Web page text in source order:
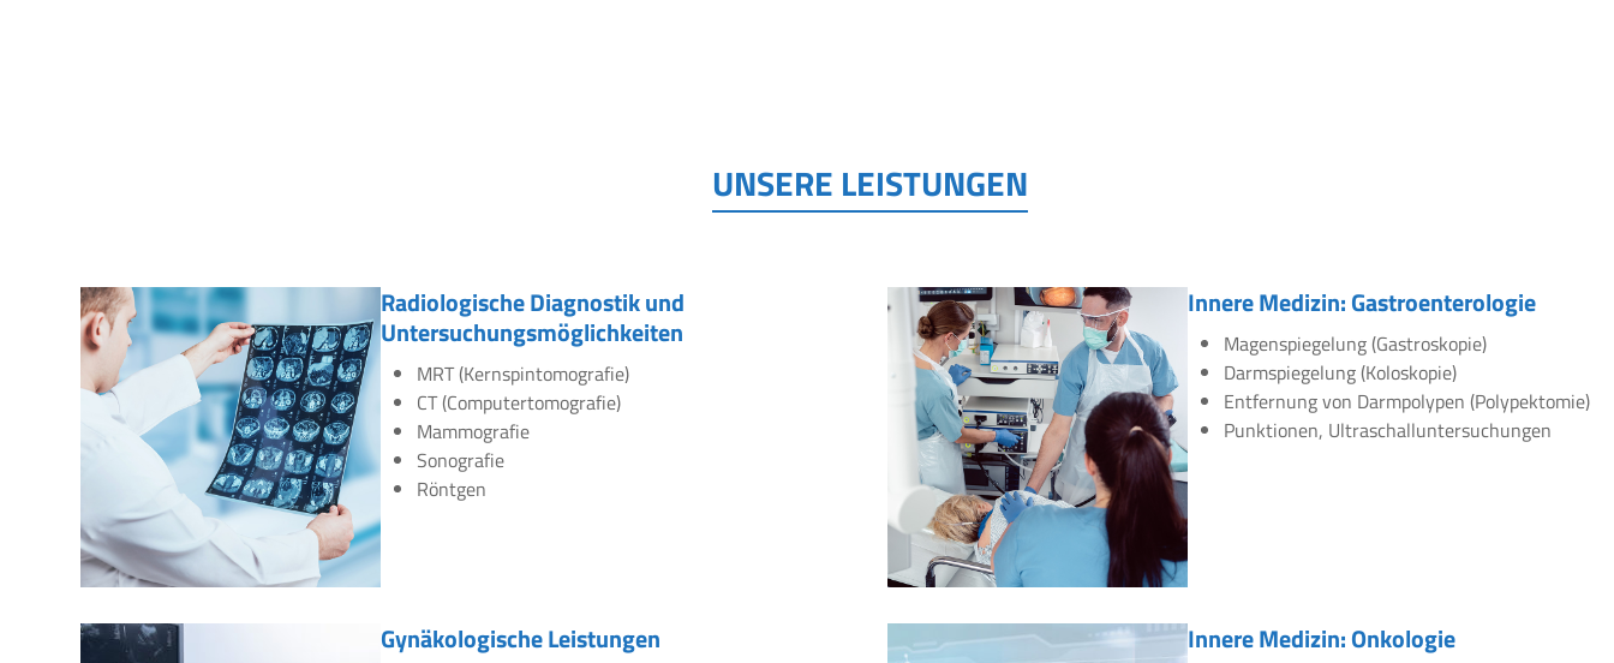
UNSERE LEISTUNGEN
Radiologische Diagnostik und
Untersuchungsmöglichkeiten
MRT (Kernspintomografie)
CT (Computertomografie)
Mammografie
Sonografie
Röntgen
Gynäkologische Leistungen
Innere Medizin: Gastroenterologie
Magenspiegelung (Gastroskopie)
Darmspiegelung (Koloskopie)
Entfernung von Darmpolypen (Polypektomie)
Punktionen, Ultraschalluntersuchungen
Innere Medizin: Onkologie